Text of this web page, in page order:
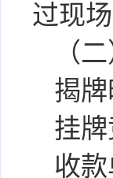
过现
（
揭牌
挂
收款